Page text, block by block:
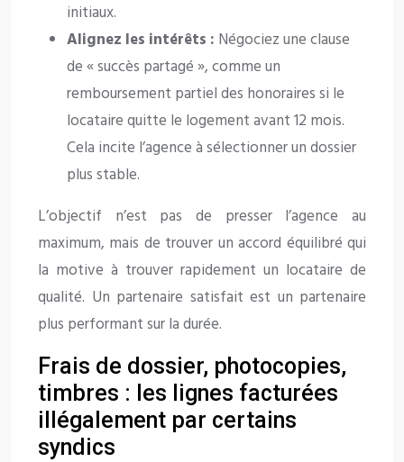
initiaux.
Alignez les intérêts : Négociez une clause
de « succès partagé », comme un
remboursement partiel des honoraires si le
locataire quitte le logement avant 12 mois.
Cela incite l’agence à sélectionner un dossier
plus stable.
L’objectif n’est pas de presser l’agence au
maximum, mais de trouver un accord équilibré qui
la motive à trouver rapidement un locataire de
qualité. Un partenaire satisfait est un partenaire
plus performant sur la durée.
Frais de dossier, photocopies,
timbres : les lignes facturées
illégalement par certains
syndics